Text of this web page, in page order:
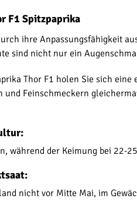
F1 Spitzpaprika
ihre Anpassungsfähigkeit
sind nicht nur ein
Thor F1 holen Sie sich
und Feinschmeckern
während der Keimung bei 22-
nicht vor Mitte Mai, im